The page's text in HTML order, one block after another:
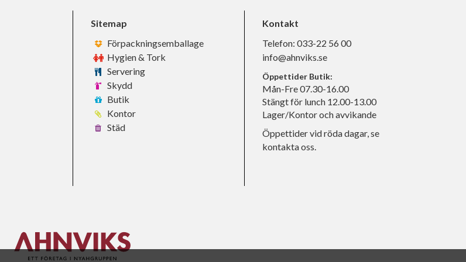
Sitemap
Förpackningsemballage
Hygien & Tork
Servering
Skydd
Butik
Kontor
Städ
Kontakt
Telefon: 033-22 56 00
info@ahnviks.se
Öppettider Butik:
Mån-Fre 07.30-16.00
Stängt för lunch 12.00-13.00
Lager/Kontor och avvikande
Öppettider vid röda dagar, se
kontakta oss.